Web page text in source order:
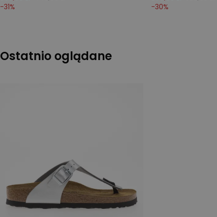
-31%
-30%
Ostatnio oglądane